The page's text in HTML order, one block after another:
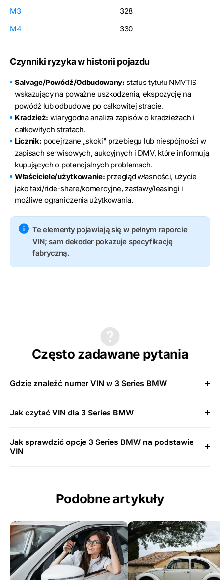
M3
M4
328
330
Czynniki ryzyka w historii pojazdu
Salvage/Powódź/Odbudowany: status tytułu NMVTIS
wskazujący na poważne uszkodzenia, ekspozycję na
powódź lub odbudowę po całkowitej stracie.
Kradzież: wiarygodna analiza zapisów o kradzieżach i
całkowitych stratach.
Licznik: podejrzane „skoki" przebiegu lub niespójności w
zapisach serwisowych, aukcyjnych i DMV, które informują
kupujących o potencjalnych problemach.
Właściciele/użytkowanie: przegląd własności, użycie
jako taxi/ride-share/komercyjne, zastawy/leasingi i
możliwe ograniczenia użytkowania.
Te elementy pojawiają się w pełnym raporcie
VIN; sam dekoder pokazuje specyfikację
fabryczną.
Często zadawane pytania
Gdzie znaleźć numer VIN w 3 Series BMW
Jak czytać VIN dla 3 Series BMW
Jak sprawdzić opcje 3 Series BMW na podstawie
VIN
Podobne artykuły